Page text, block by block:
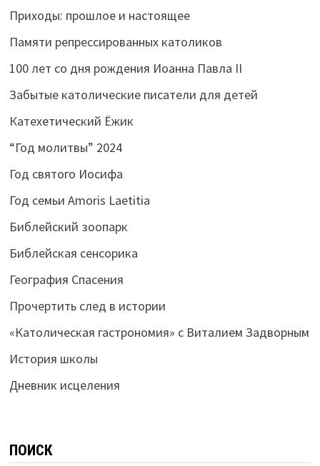
Приходы: прошлое и настоящее
Памяти репрессированных католиков
100 лет со дня рождения Иоанна Павла II
Забытые католические писатели для детей
Катехетический Ёжик
“Год молитвы” 2024
Год святого Иосифа
Год семьи Amoris Laetitia
Библейский зоопарк
Библейская сенсорика
География Спасения
Прочертить след в истории
«Католическая гастрономия» с Виталием Задворным
История школы
Дневник исцеления
ПОИСК